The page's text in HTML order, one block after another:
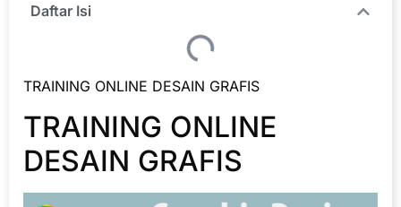
Daftar Isi
TRAINING ONLINE DESAIN GRAFIS
TRAINING ONLINE
DESAIN GRAFIS